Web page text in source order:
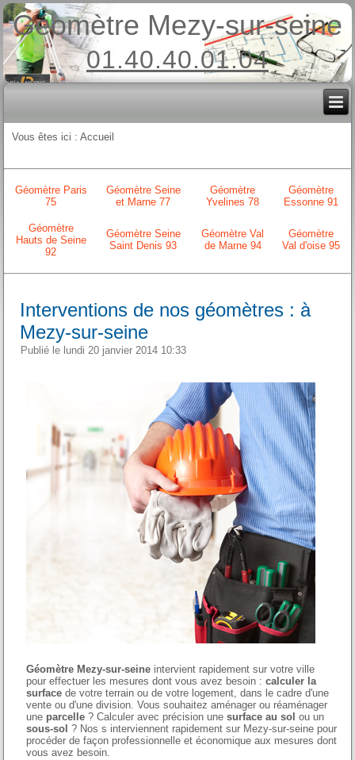
Géomètre Mezy-sur-seine
01.40.40.01.04
Vous êtes ici :Accueil
Géomètre Paris
75
Géomètre Seine
et Marne 77
Géomètre
Yvelines 78
Géomètre
Essonne 91
Géomètre
Hauts de Seine
92
Géomètre Seine
Saint Denis 93
Géomètre Val
de Marne 94
Géomètre
Val d'oise 95
Interventions de nos géomètres : à
Mezy-sur-seine
Publié le lundi 20 janvier 2014 10:33
Géomètre Mezy-sur-seine intervient rapidement sur votre ville
pour effectuer les mesures dont vous avez besoin :calculer la
surface de votre terrain ou de votre logement, dans le cadre d'une
vente ou d'une division. Vous souhaitez aménager ou réaménager
une parcelle ? Calculer avec précision unesurface au sol ou un
sous-sol ? Nos s interviennent rapidement sur Mezy-sur-seine pour
procéder de façon professionnelle et économique aux mesures dont
vous avez besoin.